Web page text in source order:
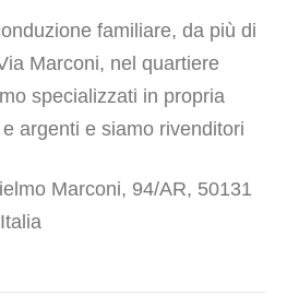
familiare, da più di
Marconi, nel quartiere
specializzati in propria
argenti e siamo rivenditori
Marconi, 94/AR, 50131